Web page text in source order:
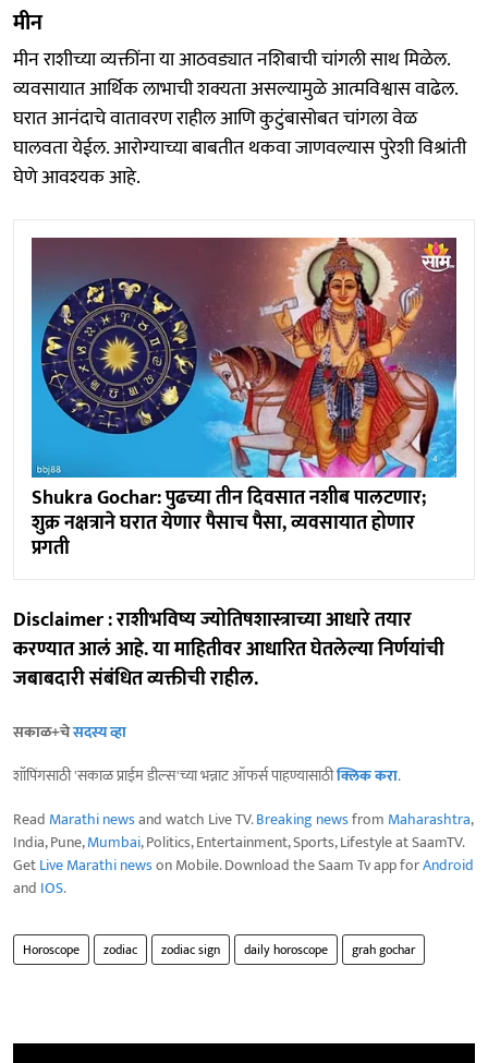
मीन
मीन राशीच्या व्यक्तींना या आठवड्यात नशिबाची चांगली साथ मिळेल.
व्यवसायात आर्थिक लाभाची शक्यता असल्यामुळे आत्मविश्वास वाढेल.
घरात आनंदाचे वातावरण राहील आणि कुटुंबासोबत चांगला वेळ
घालवता येईल. आरोग्याच्या बाबतीत थकवा जाणवल्यास पुरेशी विश्रांती
घेणे आवश्यक आहे.
Shukra Gochar: पुढच्या तीन दिवसात नशीब पालटणार;
शुक्र नक्षत्राने घरात येणार पैसाच पैसा, व्यवसायात होणार
प्रगती
Disclaimer : राशीभविष्य ज्योतिषशास्त्राच्या आधारे तयार
करण्यात आलं आहे. या माहितीवर आधारित घेतलेल्या निर्णयांची
जबाबदारी संबंधित व्यक्तीची राहील.
सकाळ+चेसदस्य व्हा
शॉपिंगसाठी 'सकाळ प्राईम डील्स'च्या भन्नाट ऑफर्स पाहण्यासाठीक्लिक करा.
Read Marathi newsand watch Live TV.Breaking newsfrom Maharashtra,
India, Pune,Mumbai, Politics, Entertainment, Sports, Lifestyle at SaamTV.
GetLive Marathi newson Mobile. Download the Saam Tv app forAndroid
and IOS.
Horoscope zodiac zodiac sign daily horoscope grah gochar